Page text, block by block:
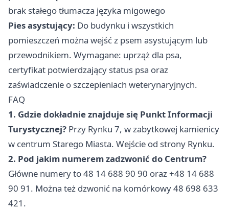
brak stałego tłumacza języka migowego
Pies asystujący: Do budynku i wszystkich
pomieszczeń można wejść z psem asystującym lub
przewodnikiem. Wymagane: uprząż dla psa,
certyfikat potwierdzający status psa oraz
zaświadczenie o szczepieniach weterynaryjnych.
FAQ
1. Gdzie dokładnie znajduje się Punkt Informacji
Turystycznej? Przy Rynku 7, w zabytkowej kamienicy
w centrum Starego Miasta. Wejście od strony Rynku.
2. Pod jakim numerem zadzwonić do Centrum?
Główne numery to 48 14 688 90 90 oraz +48 14 688
90 91. Można też dzwonić na komórkowy 48 698 633
421.